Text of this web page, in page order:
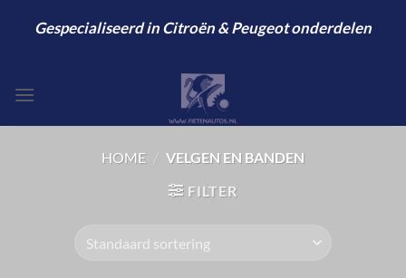
Gespecialiseerd in Citroën & Peugeot onderdelen
HOME / VELGEN EN BANDEN
FILTER